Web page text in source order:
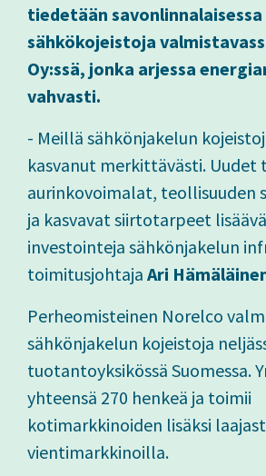
tiedetään savonlinnalaisessa
sähkökojeistoja
Oy:ssä, jonka arjessa
vahvasti.
- Meillä sähkönjakelun
kasvanut merkittävästi. Uudet
aurinkovoimalat, teollisuuden
ja kasvavat siirtotarpeet
investointeja sähkönjakelun
toimitusjohtaja Ari
Perheomisteinen Norelco
sähkönjakelun kojeistoja
tuotantoyksikössä Suomessa.
yhteensä 270 henkeä ja toimii
kotimarkkinoiden lisäksi
vientimarkkinoilla.